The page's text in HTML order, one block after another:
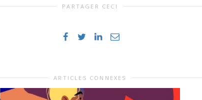
PARTAGER CECI
ARTICLES CONNEXES